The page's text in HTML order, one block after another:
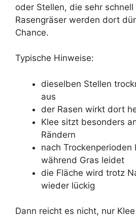
oder Stellen, die sehr
Rasengräser werden dort
Chance.
Typische Hinweise:
dieselben Stellen
aus
der Rasen wirkt dort
Klee sitzt besonders
Rändern
nach
während Gras leidet
die Fläche wird trotz
wieder lückig
Dann reicht es nicht, nur